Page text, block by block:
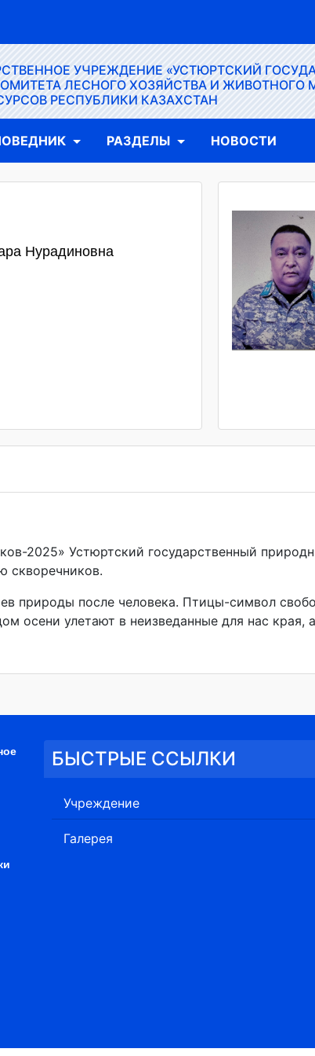
УЧРЕЖДЕНИЕ «УСТЮРТСКИЙ
ЛЕСНОГО ХОЗЯЙСТВА И ЖИВОТНОГО
РЕСПУБЛИКИ КАЗАХСТАН
РАЗДЕЛЫ НОВОСТИ
Нурадиновна
2025» Устюртский государственный
скворечников.
природы после человека. Птицы-символ
осени улетают в неизведанные для нас
БЫСТРЫЕ ССЫЛКИ
Учреждение
Галерея